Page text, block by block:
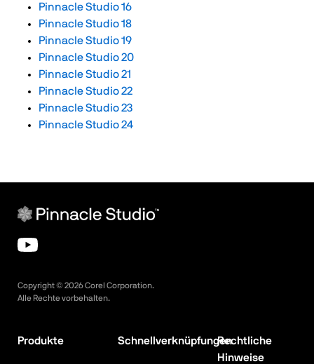
Pinnacle Studio 16
Pinnacle Studio 18
Pinnacle Studio 19
Pinnacle Studio 20
Pinnacle Studio 21
Pinnacle Studio 22
Pinnacle Studio 23
Pinnacle Studio 24
Copyright © 2026Corel Corporation.
Alle Rechte vorbehalten.
Produkte SchnellverknüpfungenRechtliche
Hinweise